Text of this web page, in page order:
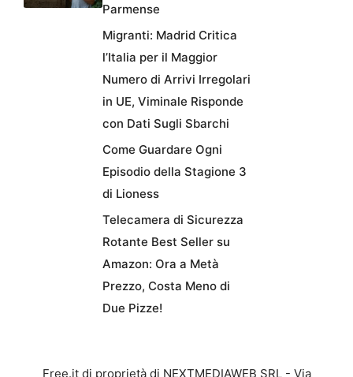
Parmense
Migranti: Madrid Critica
l’Italia per il Maggior
Numero di Arrivi Irregolari
in UE, Viminale Risponde
con Dati Sugli Sbarchi
Come Guardare Ogni
Episodio della Stagione 3
di Lioness
Telecamera di Sicurezza
Rotante Best Seller su
Amazon: Ora a Metà
Prezzo, Costa Meno di
Due Pizze!
Free.it di proprietà di NEXTMEDIAWEB SRL - Via